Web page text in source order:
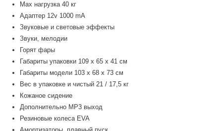
Мах нагрузка 40 кг
Адаптер 12v 1000 mA
Звуковые и световые эффекты
Звуки, мелодии
Горят фары
Габариты упаковки 109 х 65 х 41 см
Габариты модели 103 х 68 х 73 см
Вес в упаковке и чистый 21 / 17,5 кг
Кожаное сидение
Дополнительно MP3 выход
Резиновые колеса EVA